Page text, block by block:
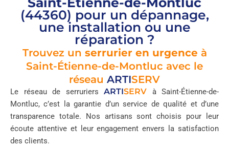
(44360) pour un dépannage,
une installation ou une
réparation ?
Trouvez un serrurier en urgence à
Saint-Étienne-de-Montluc avec le
réseau ARTISERV
Le réseau de serruriers ARTISERV à Saint-Étienne-de-
Montluc, c’est la garantie d’un service de qualité et d’une
transparence totale. Nos artisans sont choisis pour leur
écoute attentive et leur engagement envers la satisfaction
des clients.